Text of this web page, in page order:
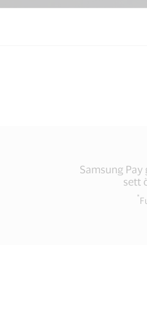
Samsung
sett
*